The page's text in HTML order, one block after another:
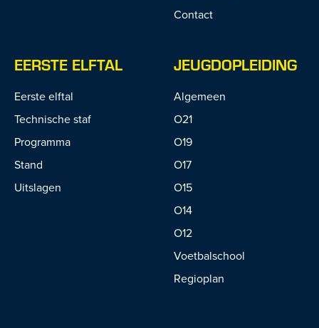
Contact
EERSTE ELFTAL
Eerste elftal
Technische staf
Programma
Stand
Uitslagen
JEUGDOPLEIDING
Algemeen
O21
O19
O17
O15
O14
O12
Voetbalschool
Regioplan